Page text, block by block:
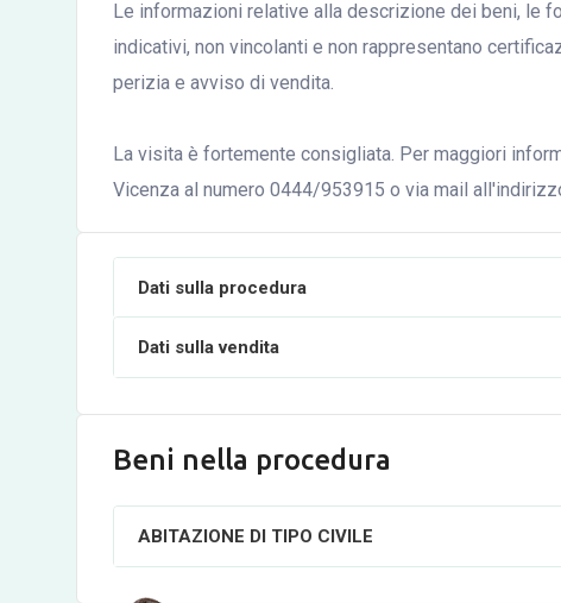
Le informazioni relative alla descrizione dei beni, le
indicativi, non vincolanti e non rappresentano
perizia e avviso di vendita.
La visita è fortemente consigliata. Per maggiori
Vicenza al numero 0444/953915 o via mail
Dati sulla procedura
Dati sulla vendita
Beni nella procedura
ABITAZIONE DI TIPO CIVILE